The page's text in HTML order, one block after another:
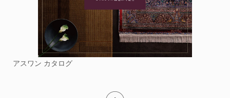
アスワン カタログ